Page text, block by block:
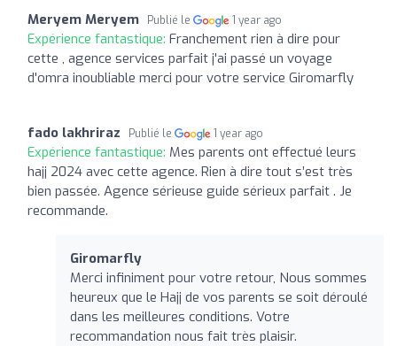
Meryem Meryem Publié le 1 year ago
Expérience fantastique: Franchement rien à dire pour
cette , agence services parfait j'ai passé un voyage
d'omra inoubliable merci pour votre service Giromarfly
fado lakhriraz Publié le 1 year ago
Expérience fantastique: Mes parents ont effectué leurs
hajj 2024 avec cette agence. Rien à dire tout s’est très
bien passée. Agence sérieuse guide sérieux parfait . Je
recommande.
Giromarfly
Merci infiniment pour votre retour, Nous sommes
heureux que le Hajj de vos parents se soit déroulé
dans les meilleures conditions. Votre
recommandation nous fait très plaisir.